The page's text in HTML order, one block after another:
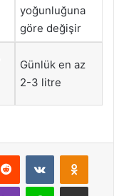
yoğunluğuna
göre değişir
Günlük en az
2-3 litre
Reddit VKontakte
Viber Line E-Posta ile